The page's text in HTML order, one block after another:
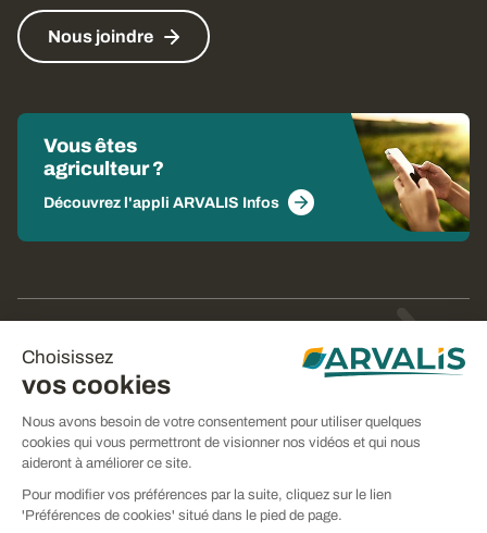
Choisissez
vos cookies
Nous avons besoin de votre consentement pour utiliser quelques
cookies qui vous permettront de visionner nos vidéos et qui nous
aideront à améliorer ce site.
Pour modifier vos préférences par la suite, cliquez sur le lien
'Préférences de cookies' situé dans le pied de page.
Nous joindre
Vous êtes
agriculteur ?
Découvrez l'appli ARVALIS Infos
Gestion des cookies
CGV
Politique de confidentialité